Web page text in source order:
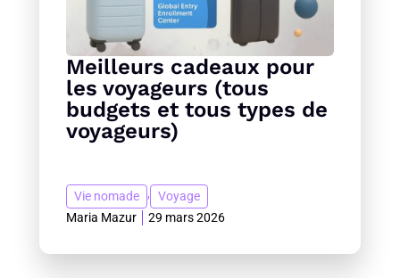
Meilleurs cadeaux pour
les voyageurs (tous
budgets et tous types de
voyageurs)
Vie nomade ,
Voyage
Maria Mazur
29 mars 2026